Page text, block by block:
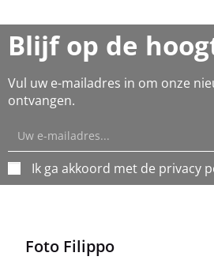
Blijf op de
Vul uw e-mailadres in om onze
ontvangen.
Ik ga akkoord met de privacy
Foto Filippo